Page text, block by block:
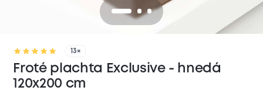
13×
Froté plachta Exclusive - hnedá
120x200 cm